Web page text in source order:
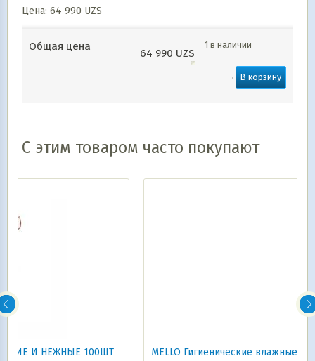
Цена: 64 990 UZS
Общая цена
64 990 UZS
1 в наличии
В корзину
С этим товаром часто покупают
MELLO Гигиенические влажные салфетки 100 шт